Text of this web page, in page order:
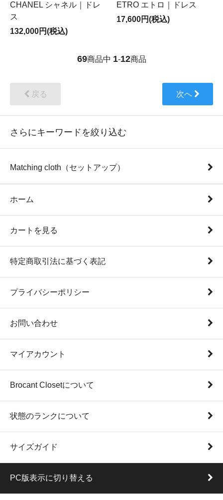
CHANEL シャネル｜ドレ
ス
132,000円(税込)
ETRO エトロ｜ドレス
17,600円(税込)
69商品中 1-12商品
戻る 次へ
さらにキーワードを絞り込む
Matching cloth（セットアップ）
ホーム
カートを見る
特定商取引法に基づく表記
プライバシーポリシー
お問い合わせ
マイアカウント
Brocant Closetについて
状態のランクについて
サイズガイド
PC版表示に切り替える